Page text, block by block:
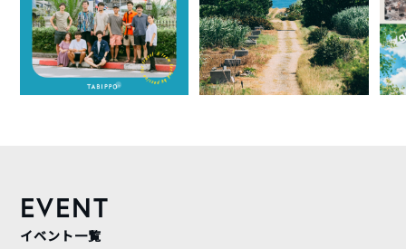
EVENT
イベント一覧